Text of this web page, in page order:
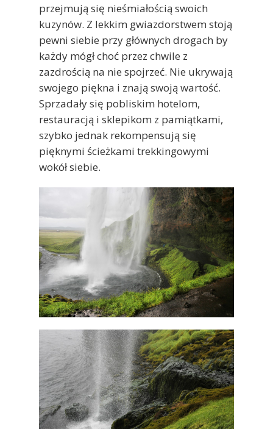
przejmują się nieśmiałością swoich
kuzynów. Z lekkim gwiazdorstwem stoją
pewni siebie przy głównych drogach by
każdy mógł choć przez chwile z
zazdrością na nie spojrzeć. Nie ukrywają
swojego piękna i znają swoją wartość.
Sprzadały się pobliskim hotelom,
restauracją i sklepikom z pamiątkami,
szybko jednak rekompensują się
pięknymi ścieżkami trekkingowymi
wokół siebie.